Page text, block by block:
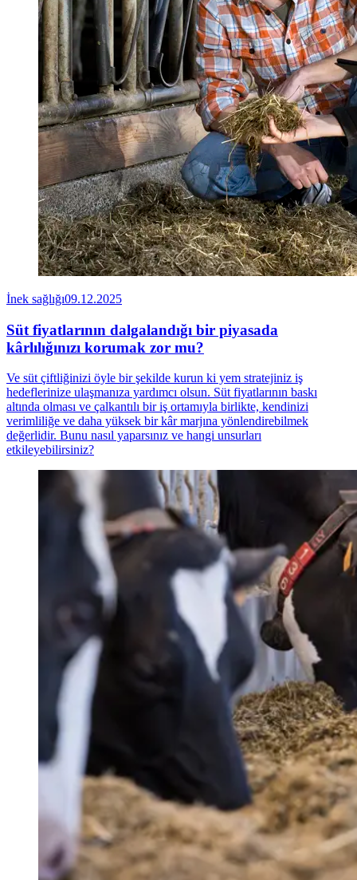
İnek sağlığı09.12.2025
Süt fiyatlarının dalgalandığı bir piyasada
kârlılığınızı korumak zor mu?
Ve süt çiftliğinizi öyle bir şekilde kurun ki yem stratejiniz iş
hedeflerinize ulaşmanıza yardımcı olsun. Süt fiyatlarının baskı
altında olması ve çalkantılı bir iş ortamıyla birlikte, kendinizi
verimliliğe ve daha yüksek bir kâr marjına yönlendirebilmek
değerlidir. Bunu nasıl yaparsınız ve hangi unsurları
etkileyebilirsiniz?